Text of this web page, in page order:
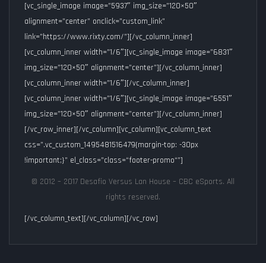
[vc_single_image image=”5937″ img_size=”120×50″
alignment=”center” onclick=”custom_link”
link=”https://www.rixty.com/”][/vc_column_inner]
[vc_column_inner width=”1/6″][vc_single_image image=”6831″
img_size=”120×50″ alignment=”center”][/vc_column_inner]
[vc_column_inner width=”1/6″][/vc_column_inner]
[vc_column_inner width=”1/6″][vc_single_image image=”6551″
img_size=”120×50″ alignment=”center”][/vc_column_inner]
[/vc_row_inner][/vc_column][vc_column][vc_column_text
css=”.vc_custom_1495481516479{margin-top: -30px
!important;}” el_class=”class=“footer-promo“”]
© 2012 – 2017 Desafio Versus Lan House – CBC eSports. All
rights reserved.
[/vc_column_text][/vc_column][/vc_row]